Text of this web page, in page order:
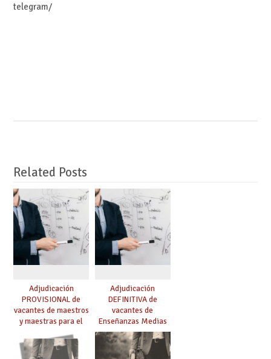
telegram/
Related Posts
Adjudicación
PROVISIONAL de
vacantes de maestros
y maestras para el
curso 26-27
Adjudicación
DEFINITIVA de
vacantes de
Enseñanzas Medias
para el curso 26-27